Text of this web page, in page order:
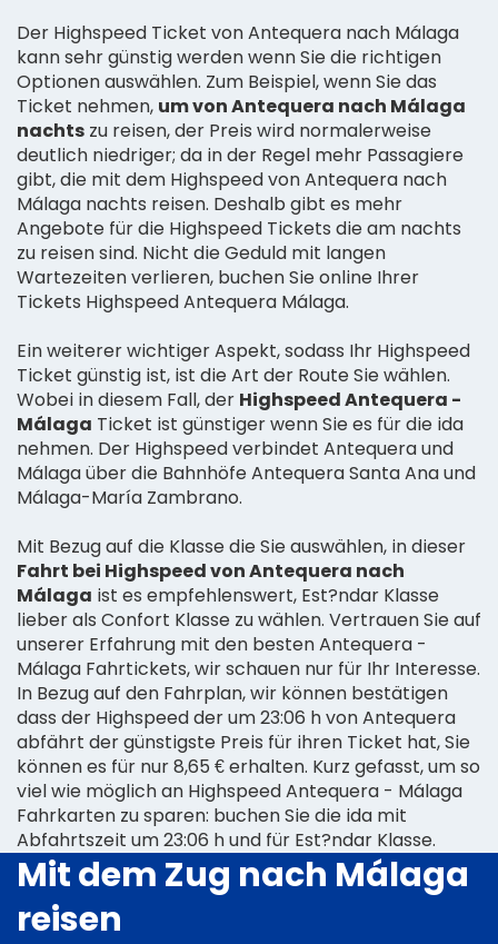
Der Highspeed Ticket von Antequera nach Málaga
kann sehr günstig werden wenn Sie die richtigen
Optionen auswählen. Zum Beispiel, wenn Sie das
Ticket nehmen, um von Antequera nach Málaga
nachts zu reisen, der Preis wird normalerweise
deutlich niedriger; da in der Regel mehr Passagiere
gibt, die mit dem Highspeed von Antequera nach
Málaga nachts reisen. Deshalb gibt es mehr
Angebote für die Highspeed Tickets die am nachts
zu reisen sind. Nicht die Geduld mit langen
Wartezeiten verlieren, buchen Sie online Ihrer
Tickets Highspeed Antequera Málaga.
Ein weiterer wichtiger Aspekt, sodass Ihr Highspeed
Ticket günstig ist, ist die Art der Route Sie wählen.
Wobei in diesem Fall, der Highspeed Antequera -
Málaga Ticket ist günstiger wenn Sie es für die ida
nehmen. Der Highspeed verbindet Antequera und
Málaga über die Bahnhöfe Antequera Santa Ana und
Málaga-María Zambrano.
Mit Bezug auf die Klasse die Sie auswählen, in dieser
Fahrt bei Highspeed von Antequera nach
Málaga ist es empfehlenswert, Est?ndar Klasse
lieber als Confort Klasse zu wählen. Vertrauen Sie auf
unserer Erfahrung mit den besten Antequera -
Málaga Fahrtickets, wir schauen nur für Ihr Interesse.
In Bezug auf den Fahrplan, wir können bestätigen
dass der Highspeed der um 23:06 h von Antequera
abfährt der günstigste Preis für ihren Ticket hat, Sie
können es für nur 8,65 € erhalten. Kurz gefasst, um so
viel wie möglich an Highspeed Antequera - Málaga
Fahrkarten zu sparen: buchen Sie die ida mit
Abfahrtszeit um 23:06 h und für Est?ndar Klasse.
Mit dem Zug nach Málaga
reisen